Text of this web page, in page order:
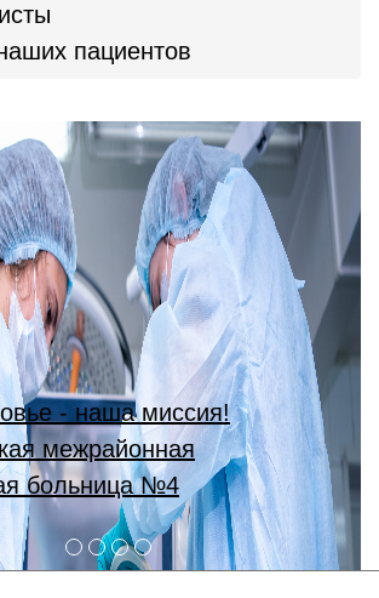
пациентов
- наша миссия!
межрайонная
больница №4